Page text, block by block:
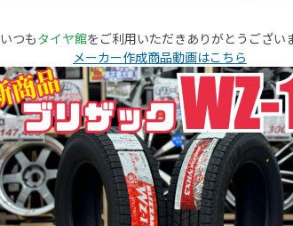
いつもタイヤ館をご利用いただきありがとうござい
メーカー作成商品動画はこちら